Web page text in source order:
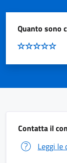
Quanto sono
Contatta il
Leggi le